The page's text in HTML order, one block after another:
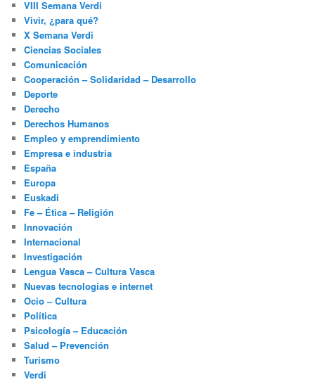
VIII Semana Verdi
Vivir, ¿para qué?
X Semana Verdi
Ciencias Sociales
Comunicación
Cooperación – Solidaridad – Desarrollo
Deporte
Derecho
Derechos Humanos
Empleo y emprendimiento
Empresa e industria
España
Europa
Euskadi
Fe – Ética – Religión
Innovación
Internacional
Investigación
Lengua Vasca – Cultura Vasca
Nuevas tecnologías e internet
Ocio – Cultura
Política
Psicología – Educación
Salud – Prevención
Turismo
Verdi